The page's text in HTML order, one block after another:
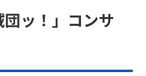
ッ！」コンサ